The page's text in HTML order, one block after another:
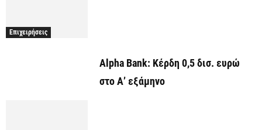
Επιχειρήσεις
Alpha Bank: Κέρδη 0,5 δισ. ευρώ
στο Α’ εξάμηνο